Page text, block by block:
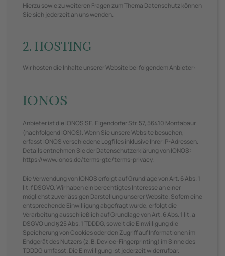
Hierzu sowie zu weiteren Fragen zum Thema Datenschutz können
Sie sich jederzeit an uns wenden.
2. HOSTING
Wir hosten die Inhalte unserer Website bei folgendem Anbieter:
IONOS
Anbieter ist die IONOS SE, Elgendorfer Str. 57, 56410 Montabaur
(nachfolgend IONOS). Wenn Sie unsere Website besuchen,
erfasst IONOS verschiedene Logfiles inklusive Ihrer IP-Adressen.
Details entnehmen Sie der Datenschutzerklärung von IONOS:
https://www.ionos.de/terms-gtc/terms-privacy.
Die Verwendung von IONOS erfolgt auf Grundlage von Art. 6 Abs. 1
lit. f DSGVO. Wir haben ein berechtigtes Interesse an einer
möglichst zuverlässigen Darstellung unserer Website. Sofern eine
entsprechende Einwilligung abgefragt wurde, erfolgt die
Verarbeitung ausschließlich auf Grundlage von Art. 6 Abs. 1 lit. a
DSGVO und § 25 Abs. 1 TDDDG, soweit die Einwilligung die
Speicherung von Cookies oder den Zugriff auf Informationen im
Endgerät des Nutzers (z. B. Device-Fingerprinting) im Sinne des
TDDDG umfasst. Die Einwilligung ist jederzeit widerrufbar.